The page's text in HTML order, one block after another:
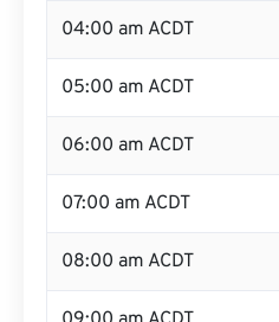
04:00 am ACDT
05:00 am ACDT
06:00 am ACDT
07:00 am ACDT
08:00 am ACDT